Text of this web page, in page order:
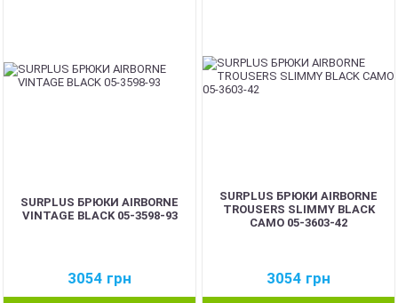
SURPLUS БРЮКИ AIRBORNE
VINTAGE BLACK 05-3598-93
3054 грн
SURPLUS БРЮКИ AIRBORNE
TROUSERS SLIMMY BLACK
CAMO 05-3603-42
3054 грн